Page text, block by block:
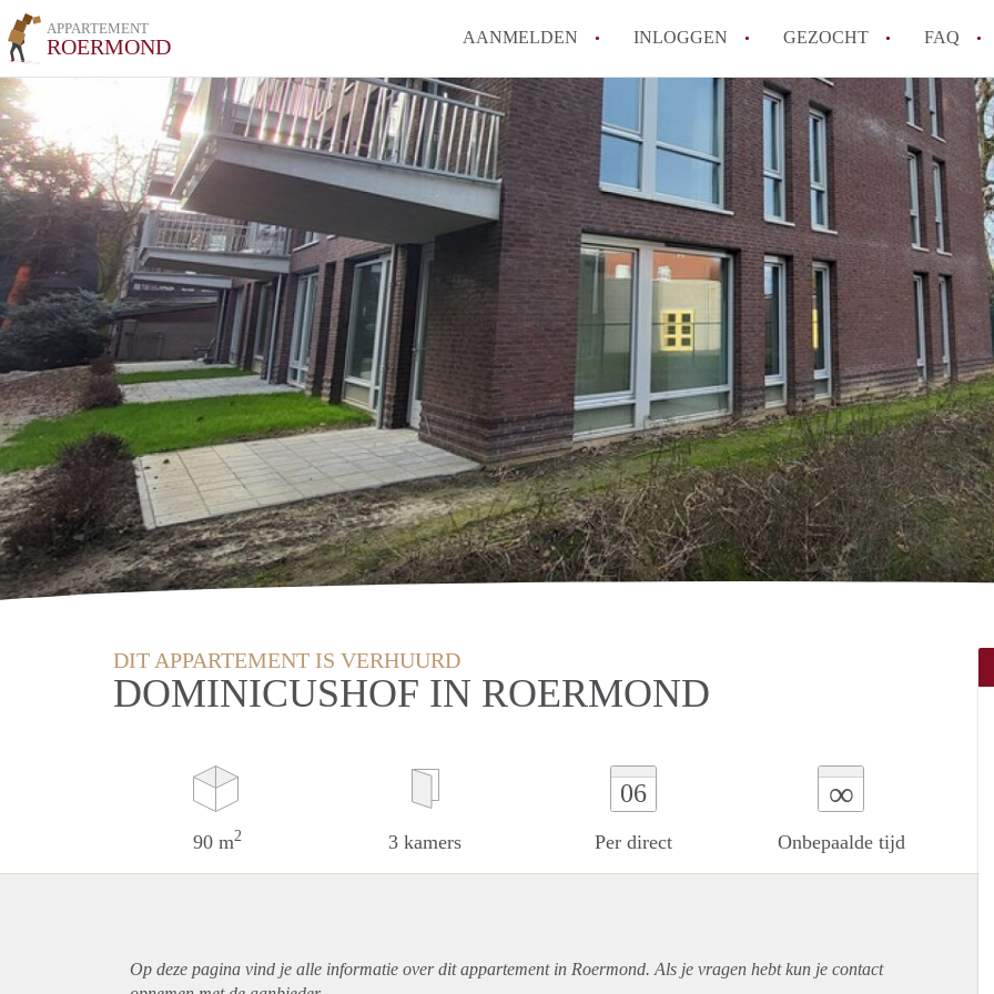
APPARTEMENT
ROERMOND AANMELDEN INLOGGEN GEZOCHT FAQ
How to translate AppartementRoermond!
Wat is AppartementRoermond?
Hoeveel kost het om te reageren op een
Wat is de privacyverklaring van
Berekent AppartementRoermond
makelaarsvergoeding/
Alle veelgestelde vragen
DIT APPARTEMENT IS VERHUURD
DOMINICUSHOF IN ROERMOND
90 m2 3 kamers
06
Per direct
∞
Onbepaalde tijd
Op deze pagina vind je alle informatie over ditappartementin Roermond. Als je vragen hebt kun je contact